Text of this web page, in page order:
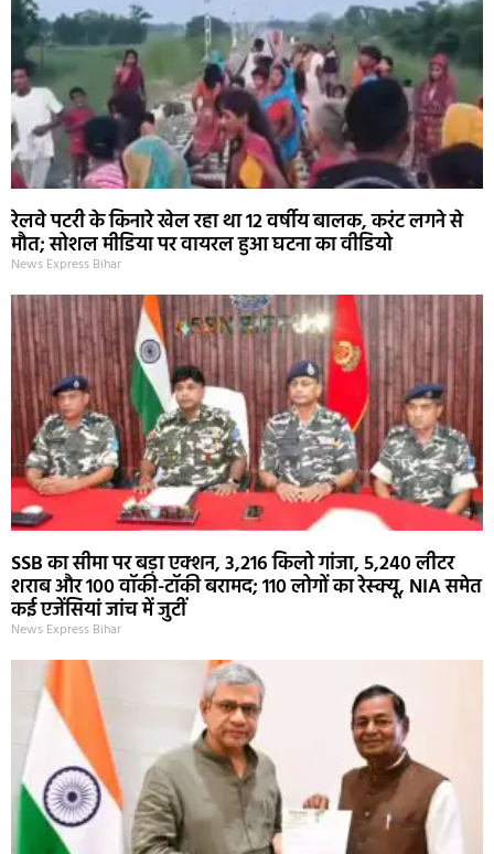
रेलवे पटरी के किनारे खेल रहा था 12 वर्षीय बालक, करंट लगने से
मौत; सोशल मीडिया पर वायरल हुआ घटना का वीडियो
News Express Bihar
SSB का सीमा पर बड़ा एक्शन, 3,216 किलो गांजा, 5,240 लीटर
शराब और 100 वॉकी-टॉकी बरामद; 110 लोगों का रेस्क्यू, NIA समेत
कई एजेंसियां जांच में जुटीं
News Express Bihar